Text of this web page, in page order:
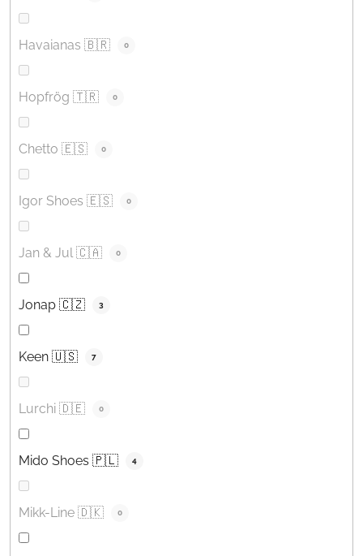
Havaianas 🇧🇷 0
Hopfrög 🇹🇷 0
Chetto 🇪🇸 0
Igor Shoes 🇪🇸 0
Jan & Jul 🇨🇦 0
Jonap 🇨🇿 3
Keen 🇺🇸 7
Lurchi 🇩🇪 0
Mido Shoes 🇵🇱 4
Mikk-Line 🇩🇰 0